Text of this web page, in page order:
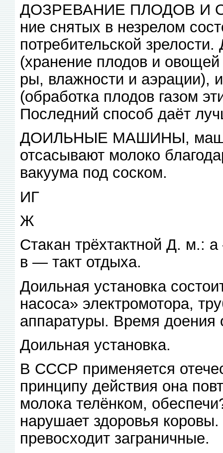
ДОЗРЕВАНИЕ ПЛОДОВ И
ние снятых в незрелом
потребительской
(хранение плодов и
ры, влажности и аэрации),
(обработка плодов газом
Последний способ даёт
ДОИЛЬНЫЕ МАШИНЫ,
отсасывают молоко
вакуума под соском.
ИГ
Ж
Стакан трёхтактной Д. м.:
в — такт отдыха.
Доильная установка
насоса» электромотора,
аппаратуры. Время
Доильная установка.
В СССР применяется
принципу действия она
молока телёнком,
нарушает здоровья
превосходит заграничные.